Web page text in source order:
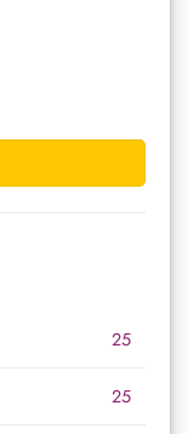
№ 7
25
25